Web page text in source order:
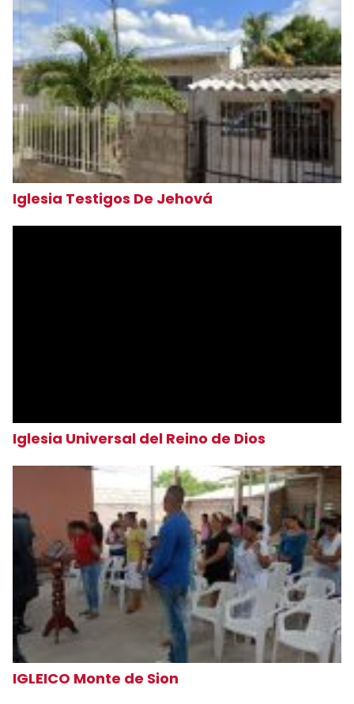
Iglesia Testigos De Jehová
Iglesia Universal del Reino de Dios
IGLEICO Monte de Sion